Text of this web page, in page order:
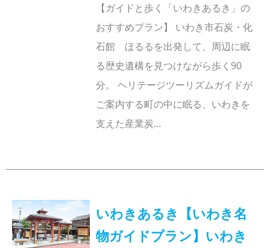
【ガイドと歩く「いわきあるき」の
おすすめプラン】 いわき市石炭・化
石館 ほるるを出発して、周辺に眠
る歴史遺構を見つけながら歩く90
分。 ヘリテージツーリズムガイドが
ご案内する町の中に眠る、いわきを
支えた産業炭…
いわきあるき【いわき名
物ガイドプラン】いわき